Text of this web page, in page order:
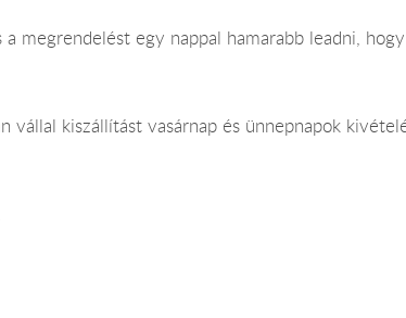
megrendelést egy nappal hamarabb leadni,
vállal kiszállítást vasárnap és ünnepnapok